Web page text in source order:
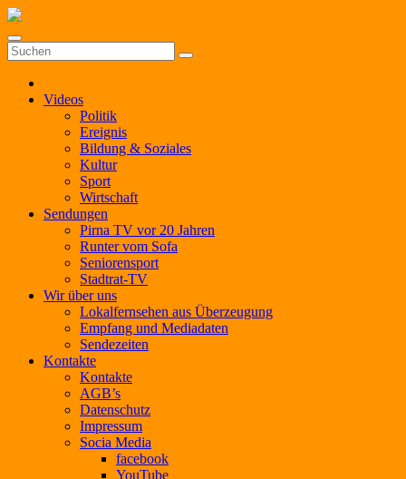
Zum
springen
Videos
Politik
Ereignis
Bildung & Soziales
Kultur
Sport
Wirtschaft
Sendungen
Pirna TV vor 20 Jahren
Runter vom Sofa
Seniorensport
Stadtrat-TV
Wir über uns
Lokalfernsehen aus Überzeugung
Empfang und Mediadaten
Sendezeiten
Kontakte
Kontakte
AGB’s
Datenschutz
Impressum
Socia Media
facebook
YouTube